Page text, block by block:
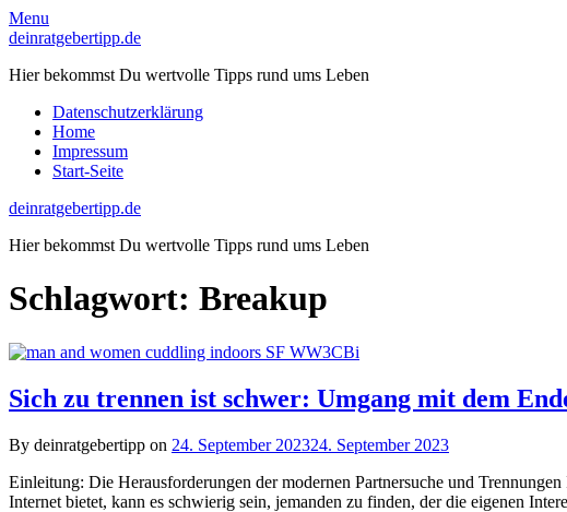
Skip
to
Menu
deinratgebertipp.de
Hier bekommst Du wertvolle Tipps rund ums Leben
Datenschutzerklärung
Home
Impressum
Start-Seite
deinratgebertipp.de
Hier bekommst Du wertvolle Tipps rund ums Leben
Schlagwort: Breakup
Sich zu trennen ist schwer: Umgang mit dem
By deinratgebertipp on 24. September 202324. September 2023
Einleitung: Die Herausforderungen der modernen Partnersuche und
Internet bietet, kann es schwierig sein, jemanden zu finden, der die eigenen